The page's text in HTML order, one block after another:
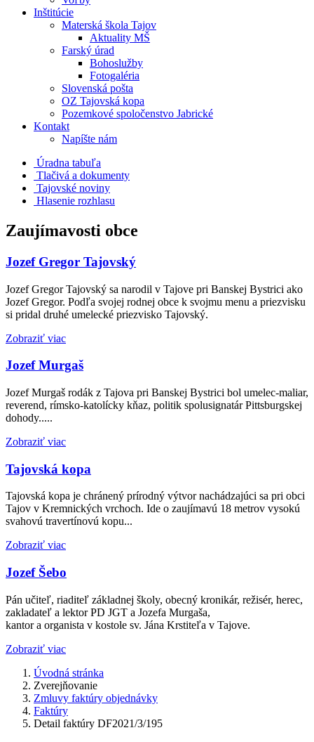
Inštitúcie
Materská škola Tajov
Aktuality MŠ
Farský úrad
Bohoslužby
Fotogaléria
Slovenská pošta
OZ Tajovská kopa
Pozemkové spoločenstvo Jabrické
Kontakt
Napíšte nám
Úradna tabuľa
Tlačivá a dokumenty
Tajovské noviny
Hlasenie rozhlasu
Zaujímavosti obce
Jozef Gregor Tajovský
Jozef Gregor Tajovský sa narodil v Tajove pri Banskej Bystrici ako
Jozef Gregor. Podľa svojej rodnej obce k svojmu menu a priezvisku
si pridal druhé umelecké priezvisko Tajovský.
Zobraziť viac
Jozef Murgaš
Jozef Murgaš rodák z Tajova pri Banskej Bystrici bol umelec-maliar,
reverend, rímsko-katolícky kňaz, politik spolusignatár Pittsburgskej
dohody.....
Zobraziť viac
Tajovská kopa
Tajovská kopa je chránený prírodný výtvor nachádzajúci sa pri obci
Tajov v Kremnických vrchoch. Ide o zaujímavú 18 metrov vysokú
svahovú travertínovú kopu...
Zobraziť viac
Jozef Šebo
Pán učiteľ, riaditeľ základnej školy, obecný kronikár, režisér, herec,
zakladateľ a lektor PD JGT a Jozefa Murgaša,
kantor a organista v kostole sv. Jána Krstiteľa v Tajove.
Zobraziť viac
Úvodná stránka
Zverejňovanie
Zmluvy faktúry objednávky
Faktúry
Detail faktúry DF2021/3/195